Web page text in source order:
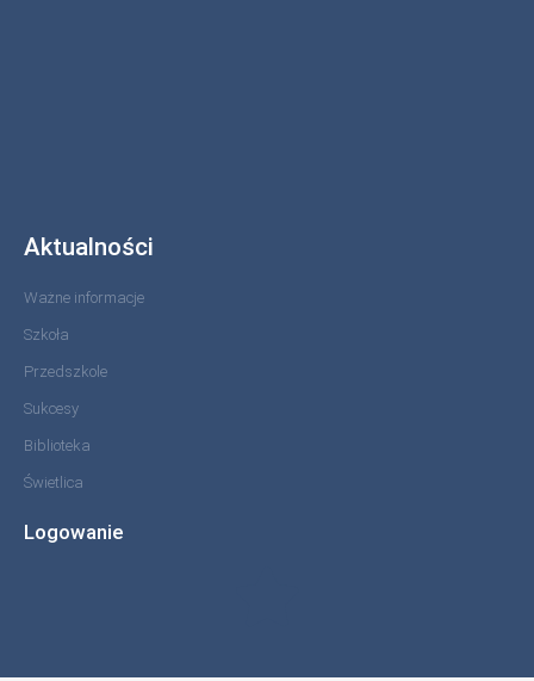
Aktualności
Ważne informacje
Szkoła
Przedszkole
Sukcesy
Biblioteka
Świetlica
Logowanie